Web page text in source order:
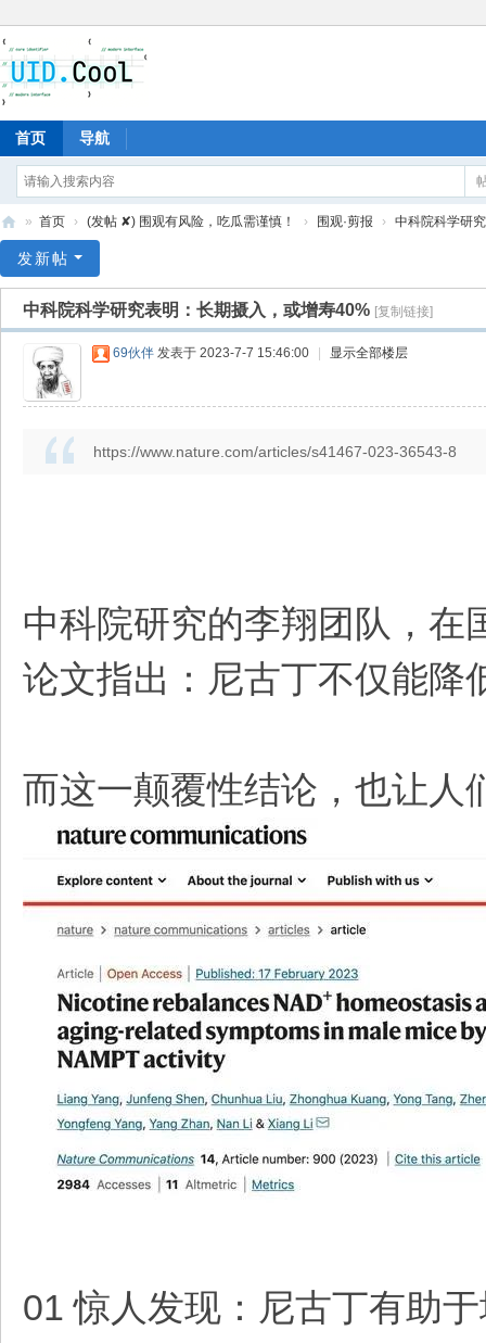
首页 导航
爱
» 首页 › (发帖 ✘) 围观有风险，吃瓜需谨慎！ › 围观·剪报 › 中科院科学研
发新帖
中科院科学研究表明：长期摄入，或增寿40% [复制链接]
69伙伴 发表于 2023-7-7 15:46:00 显示全部楼层
https://www.nature.com/articles/s41467-023-36543-8
中科院研究的李翔团队，在
论文指出：尼古丁不仅能降
而这一颠覆性结论，也让人
01 惊人发现：尼古丁有助